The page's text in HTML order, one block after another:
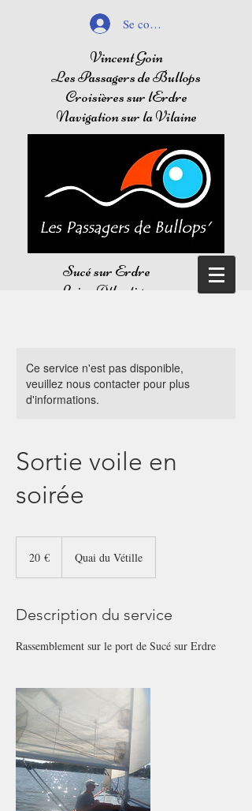
Se connecter
Vincent Goin
Les Passagers de Bullops
Croisières sur lErdre
Navigation sur la Vilaine
Sucé sur Erdre
Loire Atlantique
Ce service n'est pas disponible,
veuillez nous contacter pour plus
d'informations.
Sortie voile en
soirée
20 € Quai du Vétille
Description du service
Rassemblement sur le port de Sucé sur Erdre